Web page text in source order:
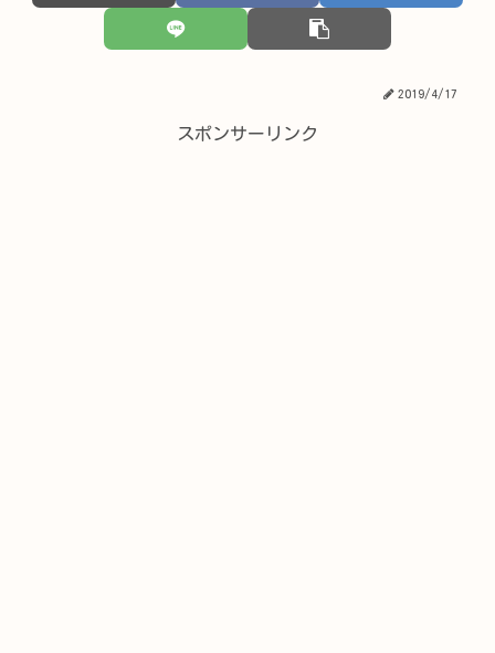
2019/4/17
スポンサーリンク